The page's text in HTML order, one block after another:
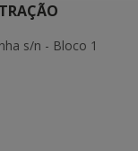
s/n - Bloco 1